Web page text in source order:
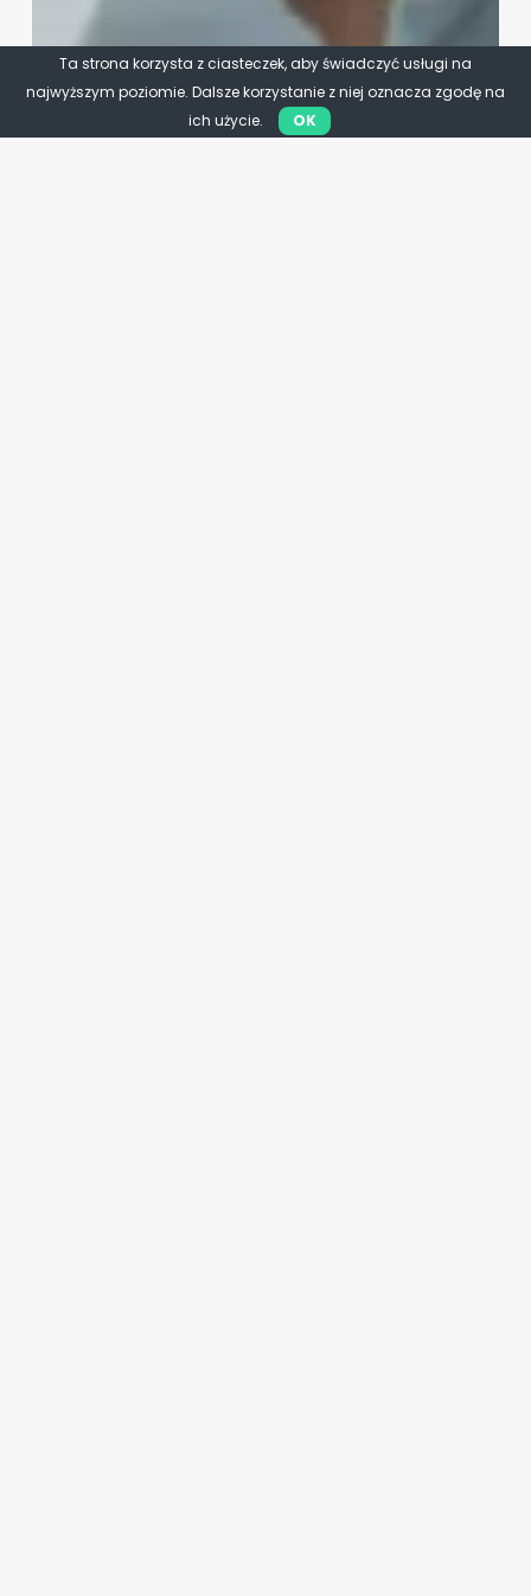
Ta strona korzysta z ciasteczek, aby świadczyć usługi na
najwyższym poziomie. Dalsze korzystanie z niej oznacza zgodę na
ich użycie.
OK